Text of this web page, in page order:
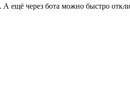
ещё через бота можно быстро